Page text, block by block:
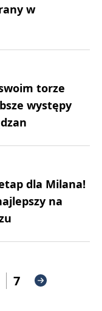
w
torze
występy
dla Milana!
na
7